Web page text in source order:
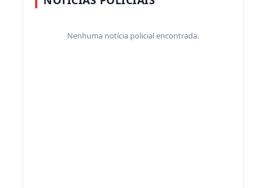
Nenhuma notícia policial encontrada.